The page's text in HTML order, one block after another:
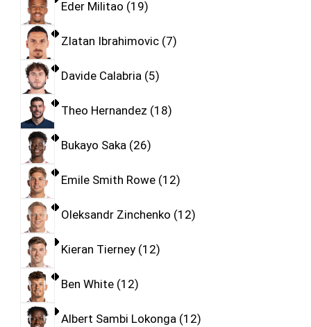
Eder Militao 19
Zlatan Ibrahimovic 7
Davide Calabria 5
Theo Hernandez 18
Bukayo Saka 26
Emile Smith Rowe 12
Oleksandr Zinchenko 12
Kieran Tierney 12
Ben White 12
Albert Sambi Lokonga 12